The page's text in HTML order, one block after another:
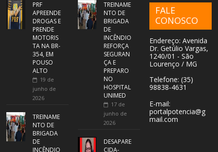
PRF
APREENDE
DROGAS E
PRENDE
MOTORIS
TA NA BR-
354, EM
POUSO
ALTO
19 de
junho de
2026
TREINAME
NTO DE
BRIGADA
DE
INCÊNDIO
TREINAME
NTO DE
BRIGADA
DE
INCÊNDIO
REFORÇA
SEGURAN
ÇA E
PREPARO
NO
HOSPITAL
UNIMED
17 de
junho de
2026
DESAPARE
CIDA-
FALE
CONOSCO
Endereço: Avenida
Dr. Getúlio Vargas,
1240/01 - São
Lourenço / MG
Telefone: (35)
98838-4631
E-mail:
portalpotencia@g
mail.com